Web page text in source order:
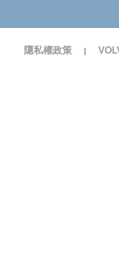
隱私權政策 |